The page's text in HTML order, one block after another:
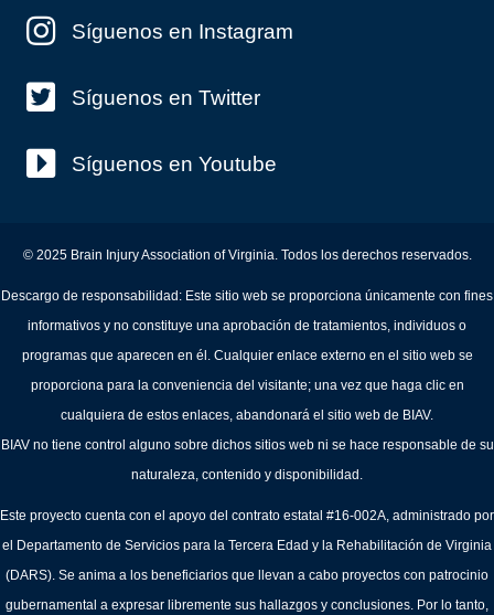
Síguenos en Instagram
Síguenos en Twitter
Síguenos en Youtube
© 2025 Brain Injury Association of Virginia. Todos los derechos reservados.
Descargo de responsabilidad: Este sitio web se proporciona únicamente con fines
informativos y no constituye una aprobación de tratamientos, individuos o
programas que aparecen en él. Cualquier enlace externo en el sitio web se
proporciona para la conveniencia del visitante; una vez que haga clic en
cualquiera de estos enlaces, abandonará el sitio web de BIAV.
BIAV no tiene control alguno sobre dichos sitios web ni se hace responsable de su
naturaleza, contenido y disponibilidad.
Este proyecto cuenta con el apoyo del contrato estatal #16-002A, administrado por
el Departamento de Servicios para la Tercera Edad y la Rehabilitación de Virginia
(DARS). Se anima a los beneficiarios que llevan a cabo proyectos con patrocinio
gubernamental a expresar libremente sus hallazgos y conclusiones. Por lo tanto,